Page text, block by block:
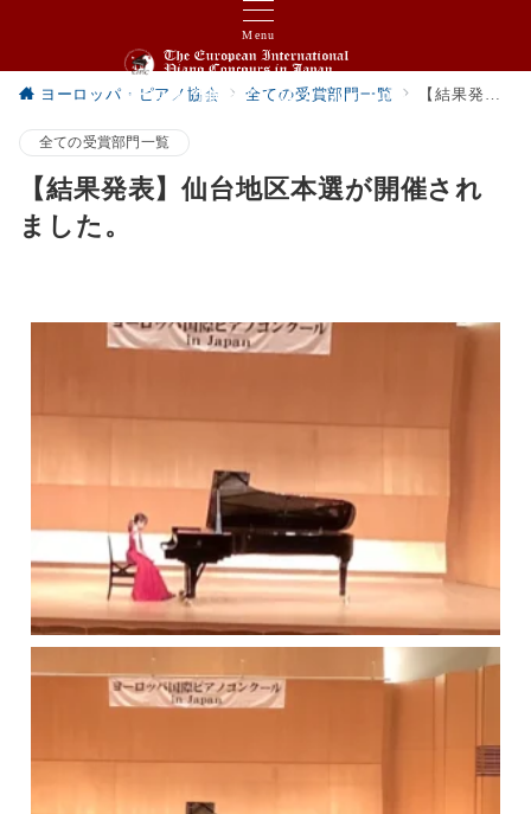
Menu
ヨーロッパ国際ピアノコンクール in Japan
ヨーロッパ・ピアノ協会 全ての受賞部門一覧 【結果発表】仙台地区本選が開催されました。
全ての受賞部門一覧
【結果発表】仙台地区本選が開催され
ました。